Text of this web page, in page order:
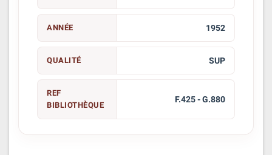
ANNÉE 1952
QUALITÉ SUP
REF
BIBLIOTHÈQUE
F.425 - G.880